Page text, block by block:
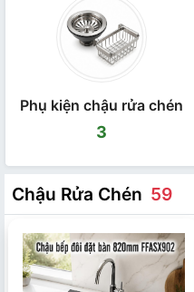
Phụ kiện chậu rửa chén
3
Chậu Rửa Chén 59